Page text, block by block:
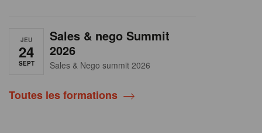
JEU
24
SEPT
Sales & nego Summit
2026
Sales & Nego summit 2026
Toutes les formations